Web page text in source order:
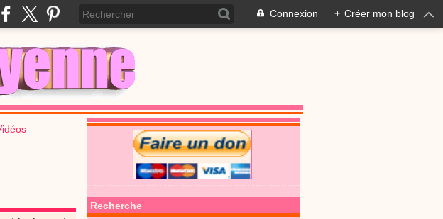
Connexion + Créer mon blog
Recherche